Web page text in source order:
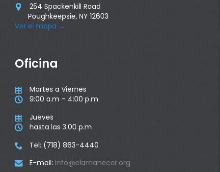

254 Spackenkill Road
Poughkeepsie, NY 12603
Ver el mapa →
Oficina
 Martes a Viernes
 9:00 a.m – 4:00 p.m
 Jueves
 hasta las 3:00 p.m
 Tel: (718) 863-4440
 E-mail: info@elamanecer.org